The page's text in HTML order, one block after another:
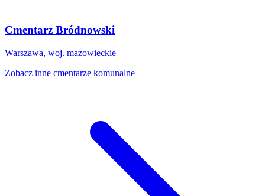
Cmentarz Bródnowski
Warszawa, woj. mazowieckie
Zobacz inne cmentarze komunalne